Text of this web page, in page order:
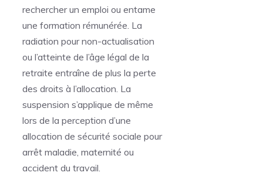
rechercher un emploi ou entame
une formation rémunérée. La
radiation pour non-actualisation
ou l’atteinte de l’âge légal de la
retraite entraîne de plus la perte
des droits à l’allocation. La
suspension s’applique de même
lors de la perception d’une
allocation de sécurité sociale pour
arrêt maladie, maternité ou
accident du travail.